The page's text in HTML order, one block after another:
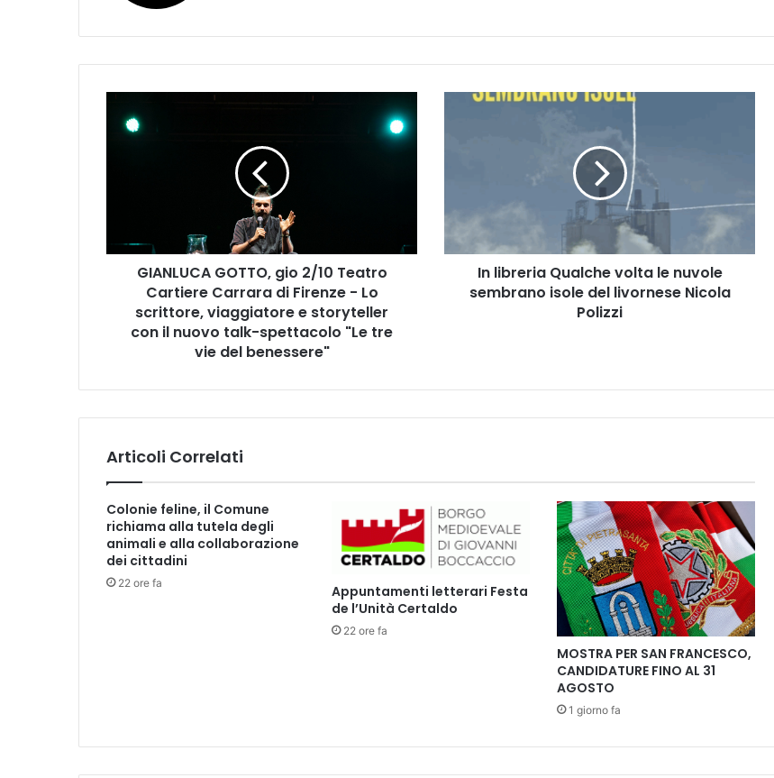
G
2
1
0
e
a
t
r
e
GIANLUCA GOTTO, gio 2/10 Teatro
Cartiere Carrara di Firenze - Lo
scrittore, viaggiatore e storyteller
con il nuovo talk-spettacolo "Le tre
vie del benessere"
e
i
v
t
l
e
n
v
o
r
In libreria Qualche volta le nuvole
sembrano isole del livornese Nicola
Polizzi
Articoli Correlati
Colonie feline, il Comune
richiama alla tutela degli
animali e alla collaborazione
dei cittadini
22 ore fa
Appuntamenti letterari Festa
de l’Unità Certaldo
22 ore fa
MOSTRA PER SAN FRANCESCO,
CANDIDATURE FINO AL 31
AGOSTO
1 giorno fa